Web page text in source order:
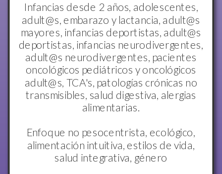
Infancias desde 2 años, adolescentes,
adult@s, embarazo y lactancia, adult@s
mayores, infancias deportistas, adult@s
deportistas, infancias neurodivergentes,
adult@s neurodivergentes, pacientes
oncológicos pediátricos y oncológicos
adult@s, TCA's, patologías crónicas no
transmisibles, salud digestiva, alergias
alimentarias.
Enfoque no pesocentrista, ecológico,
alimentación intuitiva, estilos de vida,
salud integrativa, género